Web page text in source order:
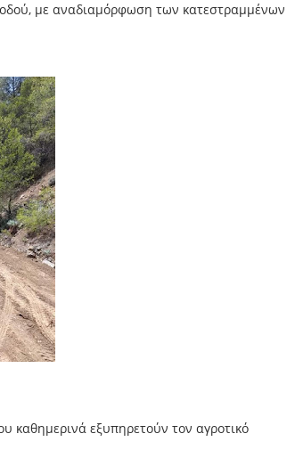
με αναδιαμόρφωση των κατεστραμμένων
καθημερινά εξυπηρετούν τον αγροτικό